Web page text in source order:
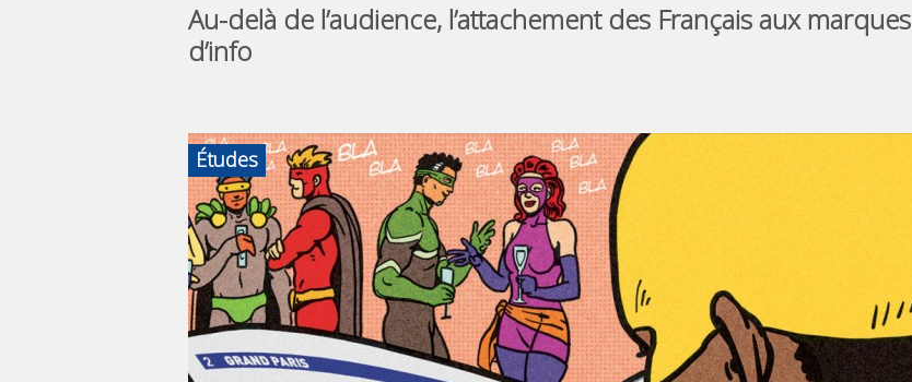
Au-delà de l’audience, l’attachement des Français aux marques
d’info
Études